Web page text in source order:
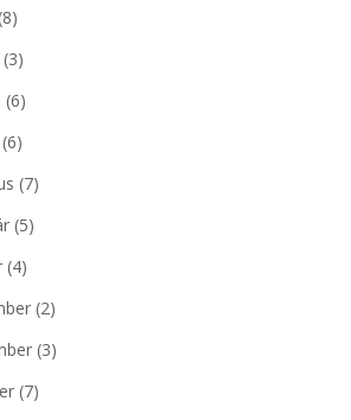
(3)
(6)
(6)
(7)
(5)
(4)
(2)
(3)
(7)